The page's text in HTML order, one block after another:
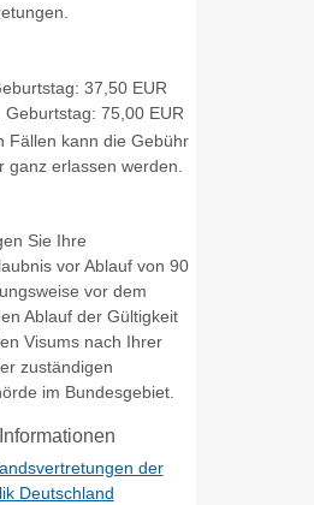
37,50 EUR
Geburtstag: 75,00 EUR
Fällen kann die Gebühr
ganz erlassen werden.
Sie Ihre
vor Ablauf von 90
vor dem
Ablauf der Gültigkeit
Visums nach Ihrer
zuständigen
im Bundesgebiet.
der
Deutschland